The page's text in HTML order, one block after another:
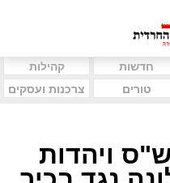
חדשות
קהילות
טורים צרכנות ועסקים
ויהדות